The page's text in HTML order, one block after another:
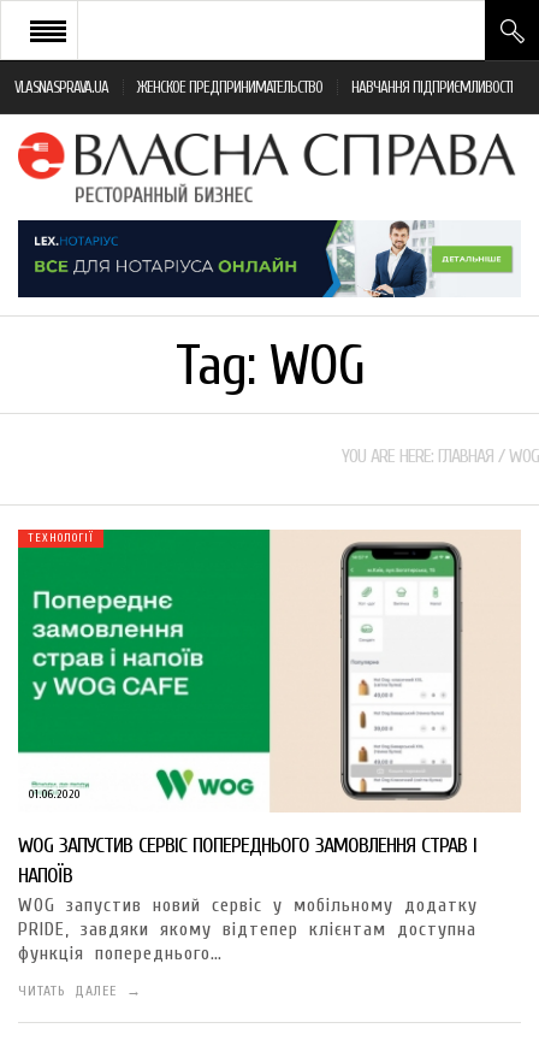
VLASNASPRAVA.UA ЖЕНСКОЕ ПРЕДПРИНИМАТЕЛЬСТВО НАВЧАННЯ ПІДПРИЄМЛИВОСТІ
НОВИНИ РЕСТОРАННОГО БІЗНЕСУ
ЯК ВІДКРИТИ ТА УСПІШНО КЕРУВАТИ
МОНІТОРИНГ ЗАКОНОДАВСТВА
Tag: WOG
YOU ARE HERE: ГЛАВНАЯ / WOG
01.06.2020
ТЕХНОЛОГІЇ
WOG ЗАПУСТИВ СЕРВІС ПОПЕРЕДНЬОГО ЗАМОВЛЕННЯ СТРАВ І
НАПОЇВ
WOG запустив новий сервіс у мобільному додатку
PRIDE, завдяки якому відтепер клієнтам доступна
функція попереднього…
ЧИТАТЬ ДАЛЕЕ →